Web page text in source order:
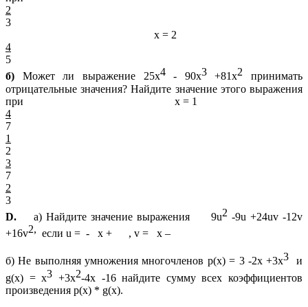
2
3
х = 2
4
5
б) Может ли выражение 25х4- 90х3+81х2 принимать
отрицательные значения? Найдите значение этого выражения
при х = 1
4
7
1
2
3
7
2
3
D.
а) Найдите значение выражения 9u2-9u +24uv -12v
+16v2, если u = - х + , v = x –
б) Не выполняя умножения многочленов p(x) = 3 -2x +3x3 и
g(x) = х3 +3х2-4х -16 найдите сумму всех коэффициентов
произведения p(x) * g(x).